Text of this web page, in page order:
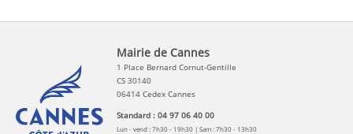
Mairie de Cannes
1 Place Bernard Cornut-Gentille
CS 30140
06414 Cedex Cannes
Standard : 04 97 06 40 00
Lun - vend : 7h30 - 19h30 | Sam : 7h30 - 13h30